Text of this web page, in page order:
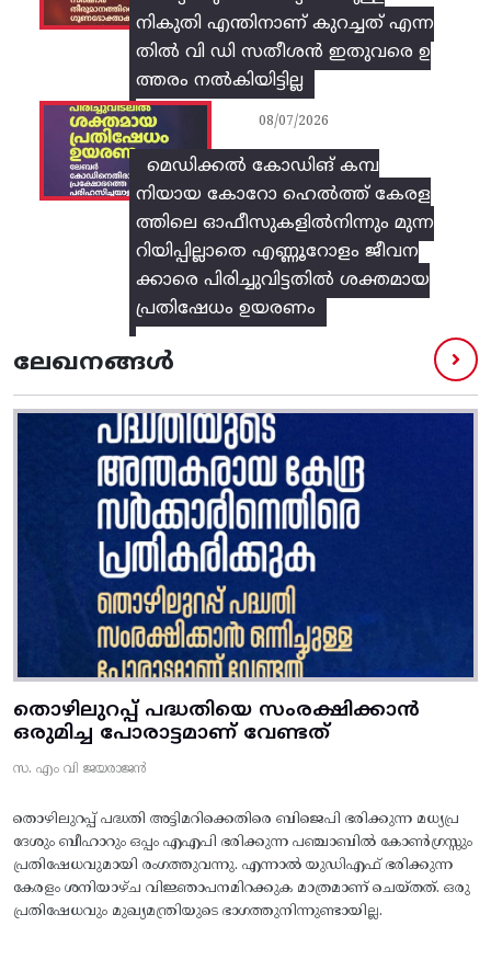
നികുതി എന്തിനാണ് കുറച്ചത് എന്ന
തിൽ വി ഡി സതീശൻ ഇതുവരെ ഉ
ത്തരം നൽകിയിട്ടില്ല
മെഡിക്കൽ കോഡിങ് കമ്പ
നിയായ കോറോ ഹെൽത്ത് കേരള
ത്തിലെ ഓഫീസുകളിൽനിന്നും മുന്ന
റിയിപ്പില്ലാതെ എണ്ണൂറോളം ജീവന
ക്കാരെ പിരിച്ചുവിട്ടതിൽ‌ ശക്തമായ
പ്രതിഷേധം ഉയരണം
08/07/2026
ലേഖനങ്ങൾ
തൊഴിലുറപ്പ് പദ്ധതിയെ സംരക്ഷിക്കാൻ
ഒരുമിച്ച പോരാട്ടമാണ് വേണ്ടത്
സ. എം വി ജയരാജൻ
തൊഴിലുറപ്പ് പദ്ധതി അട്ടിമറിക്കെതിരെ ബിജെപി ഭരിക്കുന്ന മധ്യപ്ര
ദേശും ബീഹാറും ഒപ്പം എഎപി ഭരിക്കുന്ന പഞ്ചാബിൽ കോൺഗ്രസ്സും
പ്രതിഷേധവുമായി രംഗത്തുവന്നു. എന്നാൽ യുഡിഎഫ് ഭരിക്കുന്ന
കേരളം ശനിയാഴ്ച വിജ്ഞാപനമിറക്കുക മാത്രമാണ് ചെയ്തത്. ഒരു
പ്രതിഷേധവും മുഖ്യമന്ത്രിയുടെ ഭാഗത്തുനിന്നുണ്ടായില്ല.